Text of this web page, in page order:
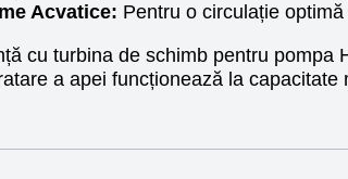
Acvatice: Pentru o circulație optimă
cu turbina de schimb pentru pompa
a apei funcționează la capacitate